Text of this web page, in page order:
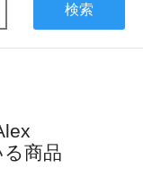
検索
商品